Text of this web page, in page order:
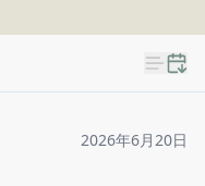
2026年6月20日